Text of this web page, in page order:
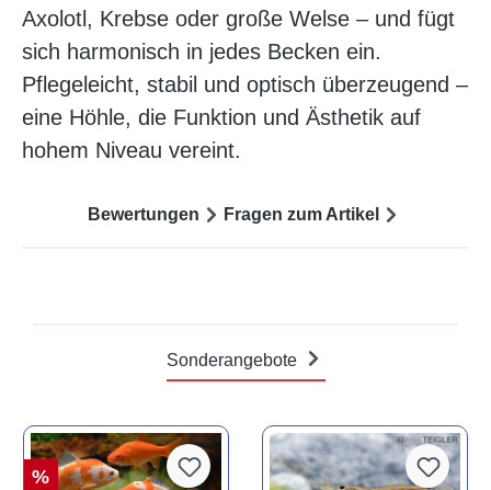
Axolotl, Krebse oder große Welse – und fügt
sich harmonisch in jedes Becken ein.
Pflegeleicht, stabil und optisch überzeugend –
eine Höhle, die Funktion und Ästhetik auf
hohem Niveau vereint.
Bewertungen Fragen zum Artikel
Sonderangebote
%